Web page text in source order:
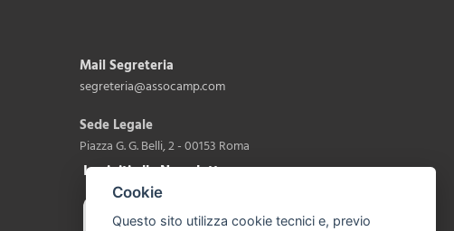
Mail Segreteria
segreteria@assocamp.com
Sede Legale
Piazza G. G. Belli, 2 - 00153 Roma
Iscriviti alla Newsletter
Cookie
Questo sito utilizza cookie tecnici e, previo